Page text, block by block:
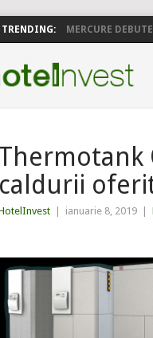
TRENDING: MERCURE
Thermotank
caldurii
ianuarie 8, 2019